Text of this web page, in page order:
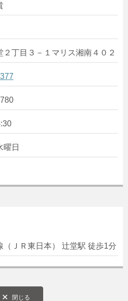
２丁目３－１マリス湘南４０２
曜日
（ＪＲ東日本） 辻堂駅 徒歩1分
閉じる